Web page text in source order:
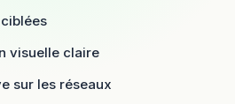
visuelle claire
sur les réseaux